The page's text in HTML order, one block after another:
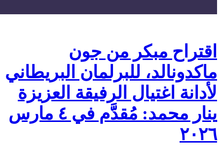
اقتراح مبكر من جون
ماكدونالد، للبرلمان البريطاني
لأدانة اغتيال الرفيقة العزيزة
ينار محمد: مُقدَّم في ٤ مارس
٢٠٢٦